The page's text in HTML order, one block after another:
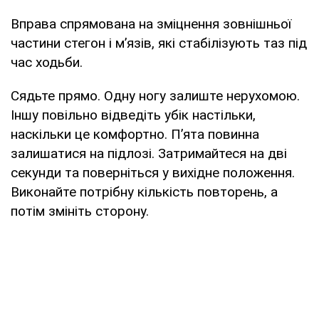
Вправа спрямована на зміцнення зовнішньої
частини стегон і м’язів, які стабілізують таз під
час ходьби.
Сядьте прямо. Одну ногу залиште нерухомою.
Іншу повільно відведіть убік настільки,
наскільки це комфортно. П’ята повинна
залишатися на підлозі. Затримайтеся на дві
секунди та поверніться у вихідне положення.
Виконайте потрібну кількість повторень, а
потім змініть сторону.